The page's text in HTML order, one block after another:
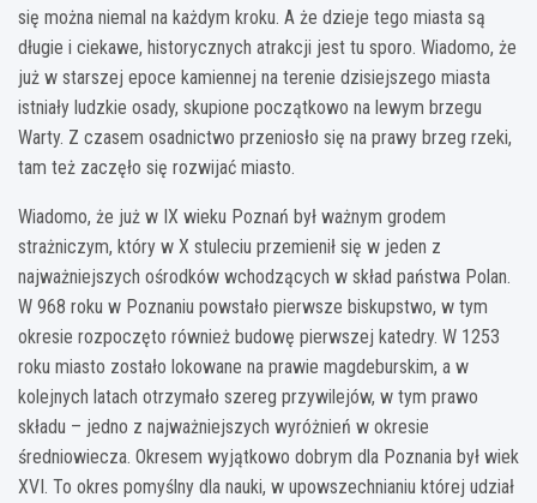
się można niemal na każdym kroku. A że dzieje tego miasta są
długie i ciekawe, historycznych atrakcji jest tu sporo. Wiadomo, że
już w starszej epoce kamiennej na terenie dzisiejszego miasta
istniały ludzkie osady, skupione początkowo na lewym brzegu
Warty. Z czasem osadnictwo przeniosło się na prawy brzeg rzeki,
tam też zaczęło się rozwijać miasto.
Wiadomo, że już w IX wieku Poznań był ważnym grodem
strażniczym, który w X stuleciu przemienił się w jeden z
najważniejszych ośrodków wchodzących w skład państwa Polan.
W 968 roku w Poznaniu powstało pierwsze biskupstwo, w tym
okresie rozpoczęto również budowę pierwszej katedry. W 1253
roku miasto zostało lokowane na prawie magdeburskim, a w
kolejnych latach otrzymało szereg przywilejów, w tym prawo
składu – jedno z najważniejszych wyróżnień w okresie
średniowiecza. Okresem wyjątkowo dobrym dla Poznania był wiek
XVI. To okres pomyślny dla nauki, w upowszechnianiu której udział